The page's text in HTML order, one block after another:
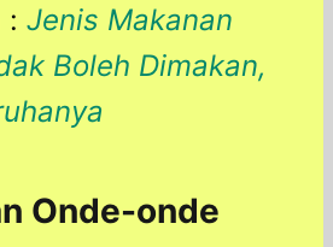
: Jenis Makanan
Boleh Dimakan,
Onde-onde